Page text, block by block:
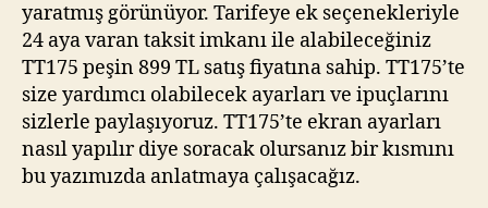
yaratmış görünüyor. Tarifeye ek seçenekleriyle
24 aya varan taksit imkanı ile alabileceğiniz
TT175 peşin 899 TL satış fiyatına sahip. TT175’te
size yardımcı olabilecek ayarları ve ipuçlarını
sizlerle paylaşıyoruz. TT175’te ekran ayarları
nasıl yapılır diye soracak olursanız bir kısmını
bu yazımızda anlatmaya çalışacağız.